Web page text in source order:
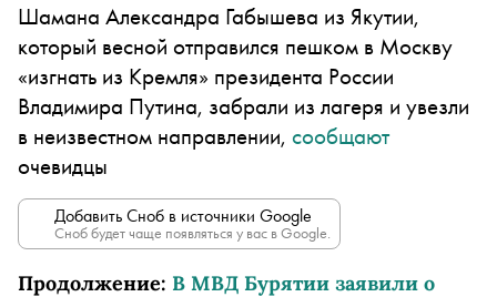
Шамана Александра Габышева из Якутии,
который весной отправился пешком в Москву
«изгнать из Кремля» президента России
Владимира Путина, забрали из лагеря и увезли
в неизвестном направлении, сообщают
очевидцы
Добавить Сноб в источники Google
Сноб будет чаще появляться у вас в Google.
Продолжение: В МВД Бурятии заявили о